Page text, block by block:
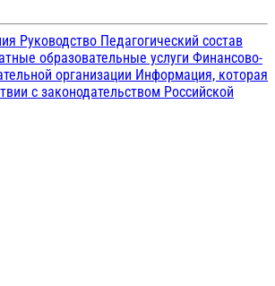
Руководство Педагогический состав
образовательные услуги Финансово-
организации Информация, которая
с законодательством Российской